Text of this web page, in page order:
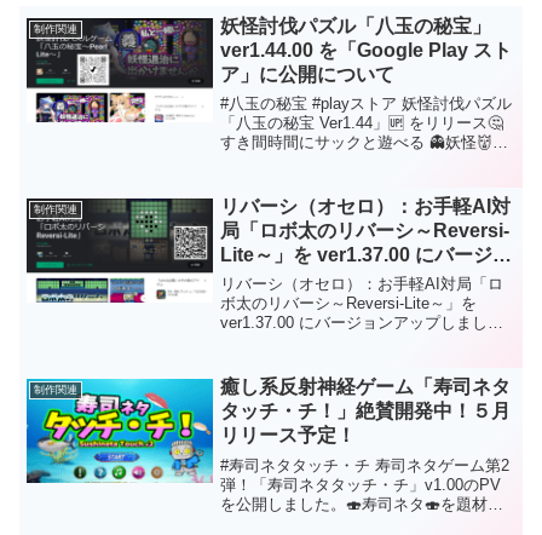
制作関連
妖怪討伐パズル「八玉の秘宝」
ver1.44.00 を「Google Play スト
ア」に公開について
#八玉の秘宝 #playストア 妖怪討伐パズル
「八玉の秘宝 Ver1.44」🆙 をリリース🤔
すき間時間にサックと遊べる 👻妖怪👹が
遊んでください😘応援、拡散、よろしく
お願いします😘⚔Playストア
⚔https://play.google.com/store/apps/deta
ils?id=com.HatanaKikaku.PearlLite
制作関連
リバーシ（オセロ）：お手軽AI対
局「ロボ太のリバーシ～Reversi-
Lite～」を ver1.37.00 にバージョ
ンアップしました。
リバーシ（オセロ）：お手軽AI対局「ロ
ボ太のリバーシ～Reversi-Lite～」を
ver1.37.00 にバージョンアップしまし
ます！ロボ太エフェクト、ロボ太ツィー
トがおもしろい！など他のリバーシには
ない要素あり！通勤・通学中にサクッと
短時間で遊べますので 是非是非、お試し
ください。※ こちらはWeb版になります
のでご留意ください。Android版ではあり
ません。主なバージョンアップ内容は次
のとおりになります。Web版として
制作関連
癒し系反射神経ゲーム「寿司ネタ
タッチ・チ！」絶賛開発中！５月
リリース予定！
#寿司ネタタッチ・チ 寿司ネタゲーム第2
弾！「寿司ネタタッチ・チ」v1.00のPV
を公開しました。🍣寿司ネタ🍣を題材に